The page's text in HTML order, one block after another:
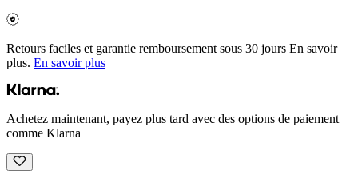
Retours faciles et garantie remboursement sous 30 jours En savoir
plus. En savoir plus
Achetez maintenant, payez plus tard avec des options de paiement
comme Klarna